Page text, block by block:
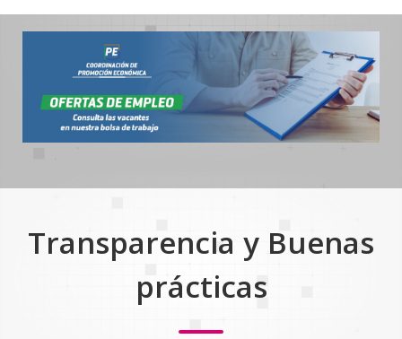
Transparencia y Buenas
prácticas